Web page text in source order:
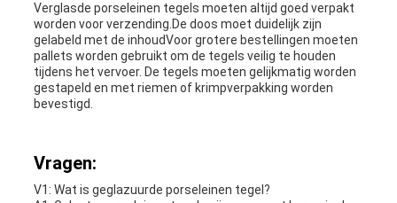
Verglasde porseleinen tegels moeten altijd goed verpakt
worden voor verzending.De doos moet duidelijk zijn
gelabeld met de inhoudVoor grotere bestellingen moeten
pallets worden gebruikt om de tegels veilig te houden
tijdens het vervoer. De tegels moeten gelijkmatig worden
gestapeld en met riemen of krimpverpakking worden
bevestigd.
Vragen:
V1: Wat is geglazuurde porseleinen tegel?